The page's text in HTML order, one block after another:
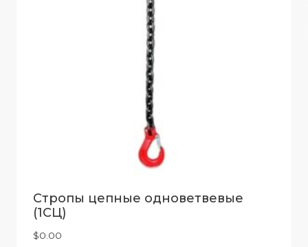
Стропы цепные одноветвевые
(1СЦ)
$0.00